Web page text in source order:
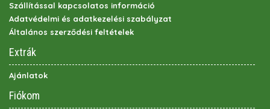
Szállítással kapcsolatos információ
Adatvédelmi és adatkezelési szabályzat
Általános szerződési feltételek
Extrák
Ajánlatok
Fiókom